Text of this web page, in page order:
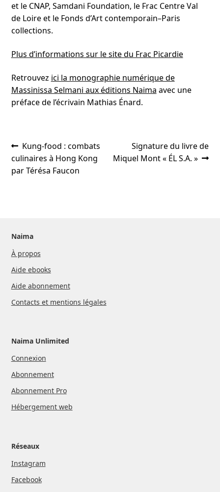
et le CNAP, Samdani Foundation, le Frac Centre Val
de Loire et le Fonds d’Art contemporain–Paris
collections.
Plus d’informations sur le site du Frac Picardie
Retrouvez ici la monographie numérique de
Massinissa Selmani aux éditions Naima avec une
préface de l’écrivain Mathias Énard.
Navigation
de
Article
précédent :
Kung-food : combats
culinaires à Hong Kong
par Térésa Faucon
Article
suivant :
Signature du livre de
Miquel Mont « ÉL S.A. »
Naima
À propos
Aide ebooks
Aide abonnement
Contacts et mentions légales
Naima Unlimited
Connexion
Abonnement
Abonnement Pro
Hébergement web
Réseaux
Instagram
Facebook